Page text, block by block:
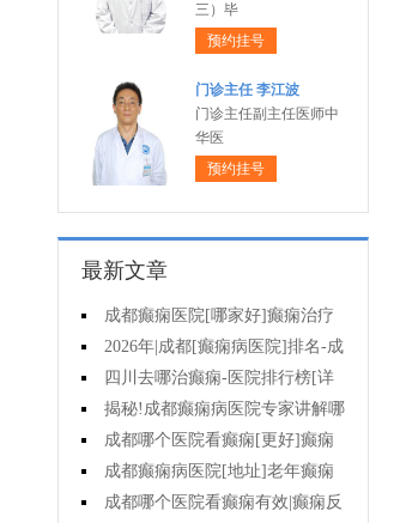
三）毕
预约挂号
门诊主任 李江波
门诊主任副主任医师中
华医
预约挂号
最新文章
成都癫痫医院[哪家好]癫痫治疗
怎么治?
2026年|成都[癫痫病医院]排名-成
都哪有治疗癫痫好的医院?
四川去哪治癫痫-医院排行榜[详
细排名]孩子癫痫可以治疗吗?
揭秘!成都癫痫病医院专家讲解哪
种方法对儿童癫痫有效?
成都哪个医院看癫痫[更好]癫痫
停药要多长时间?
成都癫痫病医院[地址]老年癫痫
常见病因!
成都哪个医院看癫痫有效|癫痫反